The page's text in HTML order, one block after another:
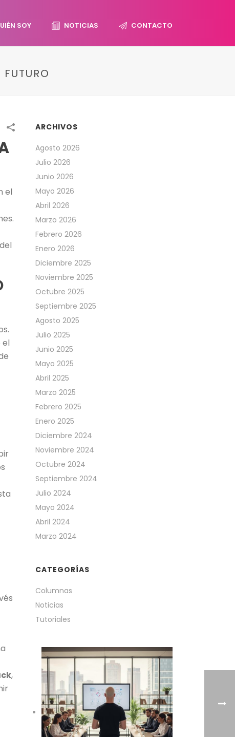
SOY NOTICIAS CONTACTO
el
el
,
ARCHIVOS
Agosto 2026
Julio 2026
Junio 2026
Mayo 2026
Abril 2026
Marzo 2026
Febrero 2026
Enero 2026
Diciembre 2025
Noviembre 2025
Octubre 2025
Septiembre 2025
Agosto 2025
Julio 2025
Junio 2025
Mayo 2025
Abril 2025
Marzo 2025
Febrero 2025
Enero 2025
Diciembre 2024
Noviembre 2024
Octubre 2024
Septiembre 2024
Julio 2024
Mayo 2024
Abril 2024
Marzo 2024
CATEGORÍAS
Columnas
Noticias
Tutoriales